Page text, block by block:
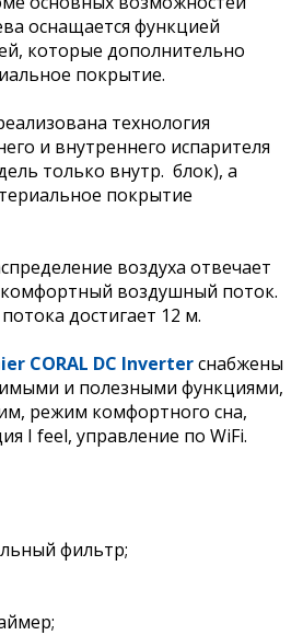
оснащается функцией
которые дополнительно
покрытие.
технология
и внутреннего испарителя
только внутр. блок), а
покрытие
воздуха отвечает
воздушный поток.
достигает 12 м.
CORAL DC Inverterснабжены
и полезными функциями,
режим комфортного сна,
I feel, управление по WiFi.
фильтр;